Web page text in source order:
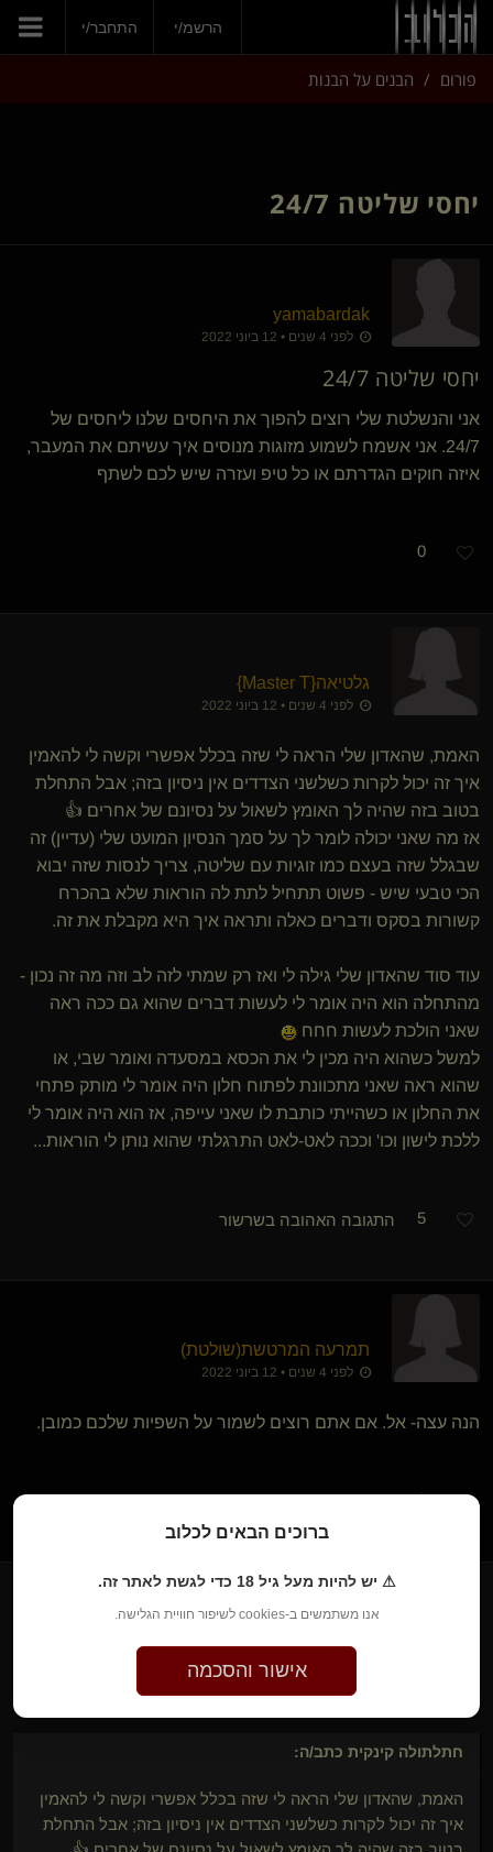
הצטרפי עכשיו
הרשמ/י התחבר/י
פורום הבנים על הבנות
יחסי שליטה 24/7
yamabardak
לפני 4 שנים • 12 ביוני 2022
יחסי שליטה 24/7
אני והנשלטת שלי רוצים להפוך את היחסים שלנו ליחסים של
24/7. אני אשמח לשמוע מזוגות מנוסים איך עשיתם את המעבר,
איזה חוקים הגדרתם או כל טיפ ועזרה שיש לכם לשתף
0
גלטיאה​{
Master T
}
לפני 4 שנים • 12 ביוני 2022
האמת, שהאדון שלי הראה לי שזה בכלל אפשרי וקשה לי להאמין
איך זה יכול לקרות כשלשני הצדדים אין ניסיון בזה; אבל התחלת
בטוב בזה שהיה לך האומץ לשאול על נסיונם של אחרים 👍
אז מה שאני יכולה לומר לך על סמך הנסיון המועט שלי (עדיין) זה
שבגלל שזה בעצם כמו זוגיות עם שליטה, צריך לנסות שזה יבוא
הכי טבעי שיש - פשוט תתחיל לתת לה הוראות שלא בהכרח
קשורות בסקס ודברים כאלה ותראה איך היא מקבלת את זה.
עוד סוד שהאדון שלי גילה לי ואז רק שמתי לזה לב וזה מה זה נכון -
מהתחלה הוא היה אומר לי לעשות דברים שהוא גם ככה ראה
שאני הולכת לעשות חחח
למשל כשהוא היה מכין לי את הכסא במסעדה ואומר שבי, או
שהוא ראה שאני מתכוונת לפתוח חלון היה אומר לי מותק פתחי
את החלון או כשהייתי כותבת לו שאני עייפה, אז הוא היה אומר לי
ללכת לישון וכו' וככה לאט-לאט התרגלתי שהוא נותן לי הוראות...
5 התגובה האהובה בשרשור
תמרעה המרטשת​(שולטת)
לפני 4 שנים • 12 ביוני 2022
הנה עצה- אל. אם אתם רוצים לשמור על השפיות שלכם כמובן.
1
לפני 4 שנים • 12 ביוני 2022
חתלתולה קינקית כתב/ה:
האמת, שהאדון שלי הראה לי שזה בכלל אפשרי וקשה לי להאמין
איך זה יכול לקרות כשלשני הצדדים אין ניסיון בזה; אבל התחלת
ברוכים הבאים לכלוב
⚠ יש להיות מעל גיל 18 כדי לגשת לאתר זה.
אנו משתמשים ב-cookies לשיפור חוויית הגלישה.
אישור והסכמה